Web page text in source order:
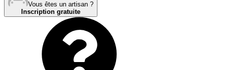
Vous êtes un artisan ?
Inscription gratuite